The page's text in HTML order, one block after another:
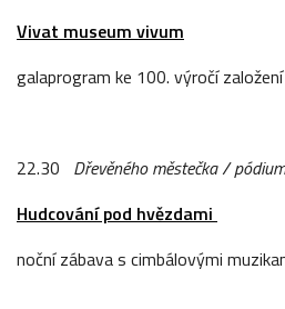
Vivat museum vivum
galaprogram ke 100. výročí
22.30 Dřevěného městečka /
Hudcování pod hvězdami
noční zábava s cimbálovými